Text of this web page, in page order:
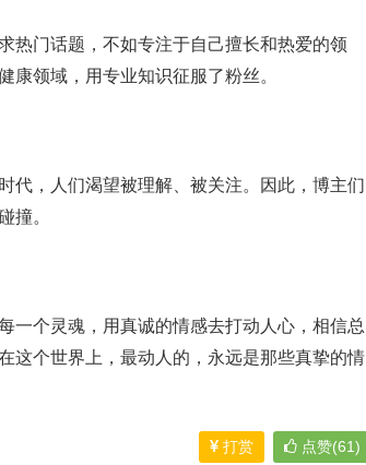
热门话题，不如专注于自己擅长和热爱的领
康领域，用专业知识征服了粉丝。
代，人们渴望被理解、被关注。因此，博主们
撞。
一个灵魂，用真诚的情感去打动人心，相信总
这个世界上，最动人的，永远是那些真挚的情
打赏 点赞(61)